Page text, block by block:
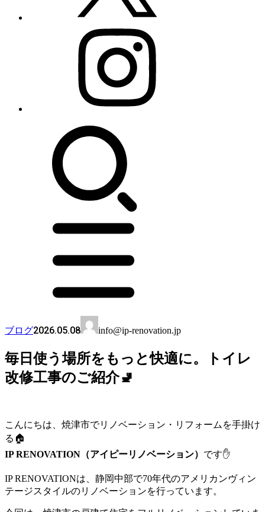
ブログ2026.05.08 info@ip-renovation.jp
毎日使う場所をもっと快適に。トイレ
改修工事のご紹介🚽
こんにちは、焼津市でリノベーション・リフォームを手掛け
る🏠
IP RENOVATION（アイピーリノベーション） です✋
IP RENOVATIONは、静岡中部で70年代のアメリカンヴィン
テージスタイルのリノベーションを行っています。